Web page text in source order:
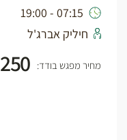
07:15 - 19:00
חיליק אברג'ל
מחיר מפגש בודד: 250